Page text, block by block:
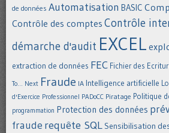
de données Automatisation BASIC
Contrôle des comptes Contrôle
démarche d'audit EXCEL
extraction de données FEC Fichier des
To... Next Fraude IA Intelligence artificielle
d'Exercice Professionnel PADoCC Piratage Politique
programmation Protection des données
fraude requête SQL Sensibilisation